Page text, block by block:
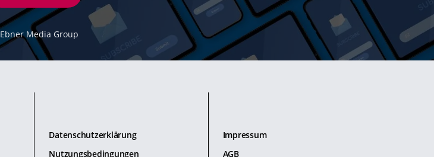
Ebner Media Group
Datenschutzerklärung
Nutzungsbedingungen
Impressum
AGB